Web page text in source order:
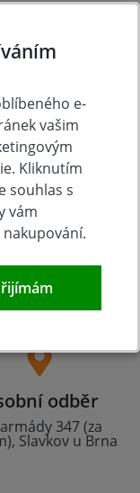
kamenné
prodejny
odběr
347 (za
Slavkov u Brna
e-
vašim
Kliknutím
souhlas s
vám